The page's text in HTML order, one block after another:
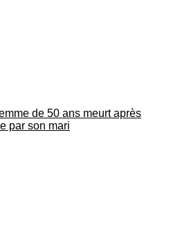
de 50 ans meurt après
par son mari